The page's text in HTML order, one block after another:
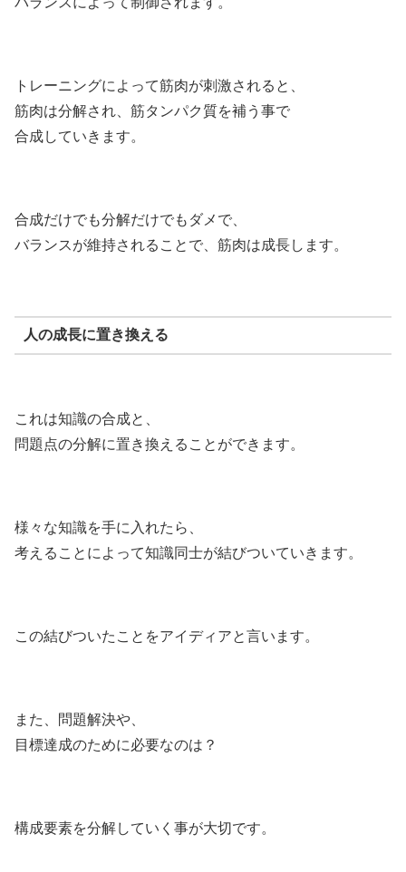
トレーニングによって筋肉が刺激されると、
筋肉は分解され、筋タンパク質を補う事で
合成していきます。
合成だけでも分解だけでもダメで、
バランスが維持されることで、筋肉は成長します。
人の成長に置き換える
これは知識の合成と、
問題点の分解に置き換えることができます。
様々な知識を手に入れたら、
考えることによって知識同士が結びついていきます。
この結びついたことをアイディアと言います。
また、問題解決や、
目標達成のために必要なのは？
構成要素を分解していく事が大切です。